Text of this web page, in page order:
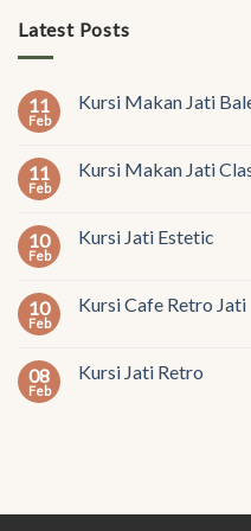
Latest Posts
11
Feb
Kursi Makan Jati
11
Feb
Kursi Makan Jati
10
Feb
Kursi Jati Estetic
10
Feb
Kursi Cafe Retro Jati
08
Feb
Kursi Jati Retro